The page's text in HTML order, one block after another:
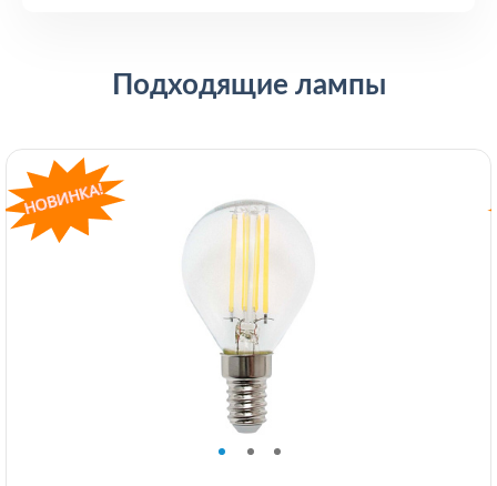
Подходящие лампы